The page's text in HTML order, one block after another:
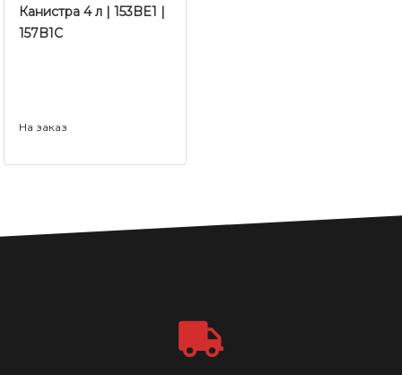
Канистра 4 л | 153BE1 |
157B1C
На заказ